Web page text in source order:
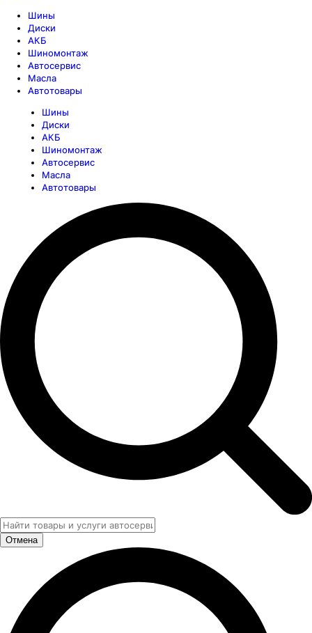
Шины
Диски
АКБ
Шиномонтаж
Автосервис
Масла
Автотовары
Шины
Диски
АКБ
Шиномонтаж
Автосервис
Масла
Автотовары
Отмена